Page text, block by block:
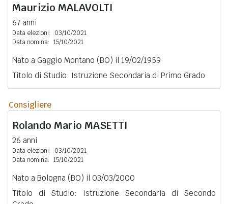
Maurizio MALAVOLTI
67 anni
Data elezioni:
03/10/2021
Data nomina: 15/10/2021
Nato a Gaggio Montano (BO) il 19/02/1959
Titolo di Studio: Istruzione Secondaria di Primo Grado
Consigliere
Rolando Mario MASETTI
26 anni
Data elezioni:
03/10/2021
Data nomina: 15/10/2021
Nato a Bologna (BO) il 03/03/2000
Titolo di Studio: Istruzione Secondaria di Secondo